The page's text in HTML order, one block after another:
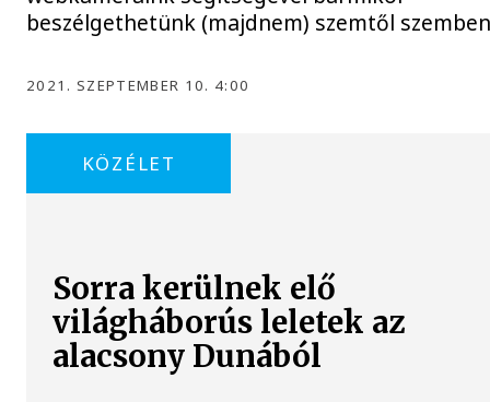
beszélgethetünk (majdnem) szemtől
2021. SZEPTEMBER 10. 4:00
KÖZÉLET
Sorra kerülnek elő
világháborús leletek az
alacsony Dunából